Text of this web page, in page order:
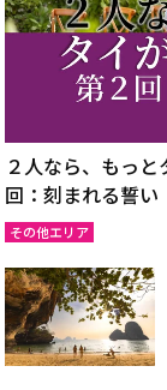
２人なら、もっ
回：刻まれる誓い
その他エリア